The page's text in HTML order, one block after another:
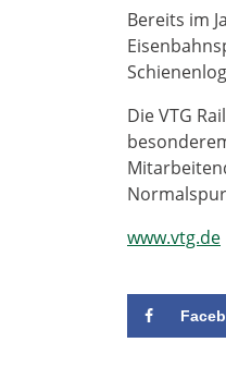
Bereits im
Die VTG
www.vtg.de